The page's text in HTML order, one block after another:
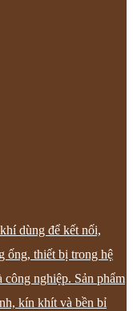
dùng để kết nối,
ống, thiết bị trong hệ
nghiệp. Sản phẩm
kín khít và bền bỉ